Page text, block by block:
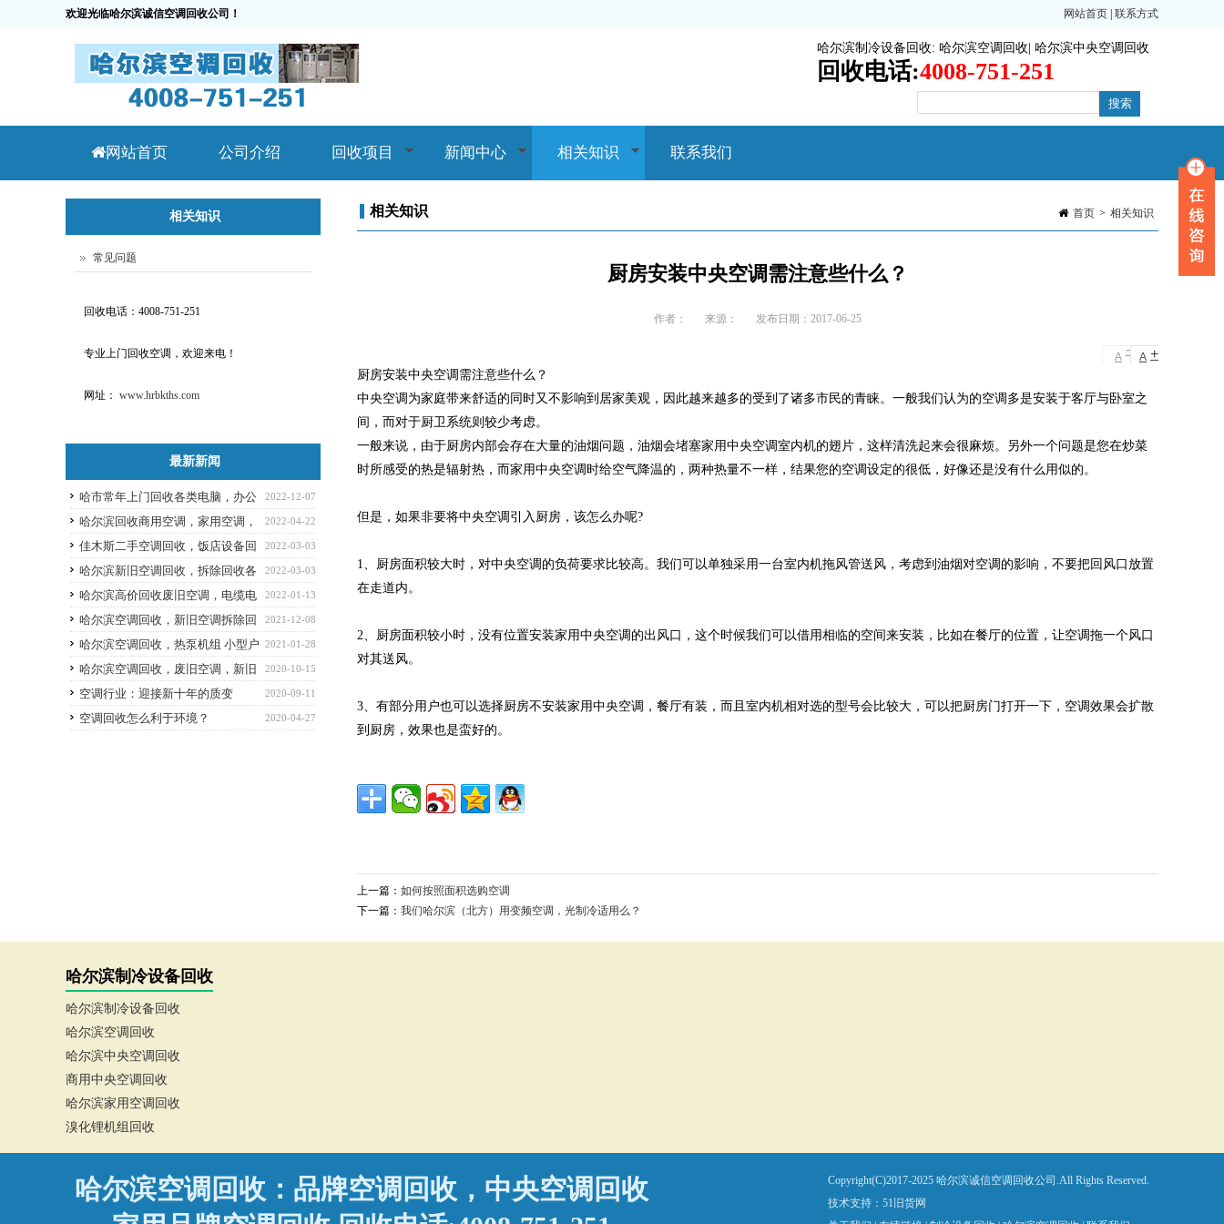
欢迎光临哈尔滨诚信空调回收公司！ 网站首页 联系方式
哈尔滨制冷设备回收: 哈尔滨空调回收 哈尔滨中央空调回收
回收电话:4008-751-251
网站首页 公司介绍 回收项目 新闻中心 相关知识 联系我们
首页 > 相关知识
相关知识
厨房安装中央空调需注意些什么？
作者： 来源： 发布日期：2017-06-25
A - A +
厨房安装中央空调需注意些什么？
中央空调为家庭带来舒适的同时又不影响到居家美观，因此越来越多的受到了诸多市民的青睐。一般我们认为的空调多是安装于客厅与卧室之
间，而对于厨卫系统则较少考虑。
一般来说，由于厨房内部会存在大量的油烟问题，油烟会堵塞家用中央空调室内机的翅片，这样清洗起来会很麻烦。另外一个问题是您在炒菜
时所感受的热是辐射热，而家用中央空调时给空气降温的，两种热量不一样，结果您的空调设定的很低，好像还是没有什么用似的。
但是，如果非要将中央空调引入厨房，该怎么办呢?
1、厨房面积较大时，对中央空调的负荷要求比较高。我们可以单独采用一台室内机拖风管送风，考虑到油烟对空调的影响，不要把回风口放置
在走道内。
2、厨房面积较小时，没有位置安装家用中央空调的出风口，这个时候我们可以借用相临的空间来安装，比如在餐厅的位置，让空调拖一个风口
对其送风。
3、有部分用户也可以选择厨房不安装家用中央空调，餐厅有装，而且室内机相对选的型号会比较大，可以把厨房门打开一下，空调效果会扩散
到厨房，效果也是蛮好的。
上一篇：如何按照面积选购空调
下一篇：我们哈尔滨（北方）用变频空调，光制冷适用么？
相关知识
常见问题
回收电话：4008-751-251
专业上门回收空调，欢迎来电！
网址： www.hrbkths.com
最新新闻
2022-12-07
哈市常年上门回收各类电脑，办公
家具，厨具
2022-04-22
哈尔滨回收商用空调，家用空调，
中央空调、制冷设备
2022-03-03
佳木斯二手空调回收，饭店设备回
收
2022-03-03
哈尔滨新旧空调回收，拆除回收各
类二手空调，看货定价，诚信回收
2022-01-13
哈尔滨高价回收废旧空调，电缆电
线，废金属
2021-12-08
哈尔滨空调回收，新旧空调拆除回
收
2021-01-28
哈尔滨空调回收，热泵机组 小型户
式系统空调机组回收
2020-10-15
哈尔滨空调回收，废旧空调，新旧
空调均可回收
2020-09-11
空调行业：迎接新十年的质变
2020-04-27
空调回收怎么利于环境？
哈尔滨制冷设备回收
哈尔滨制冷设备回收
哈尔滨空调回收
哈尔滨中央空调回收
商用中央空调回收
哈尔滨家用空调回收
溴化锂机组回收
哈尔滨空调回收：品牌空调回收，中央空调回收
Copyright(C)2017-2025 哈尔滨诚信空调回收公司.All Rights Reserved.
技术支持： 51旧货网